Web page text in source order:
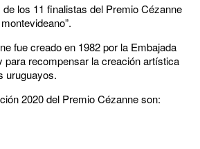
los 11 finalistas del Premio Cézanne
fue creado en 1982 por la Embajada
para recompensar la creación artística
uruguayos.
2020 del Premio Cézanne son: